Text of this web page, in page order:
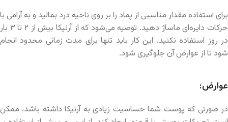
برای استفاده مقدار مناسبی از پماد را بر روی ناحیه درد بمالید و به آرامی با
حرکات دایره‌ای ماساژ دهید. توصیه می‌شود که از آرنیکا بیش از ۲ تا ۳ بار
در روز استفاده نکنید. این کار باید تنها برای مدت زمانی محدود انجام
شود تا از عوارض آن جلوگیری شود.
عوارض:
در صورتی که پوست شما حساسیت زیادی به آرنیکا داشته باشد، ممکن